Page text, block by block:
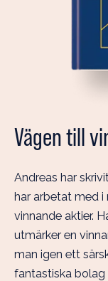
Vägen till
Andreas har
har arbetat med i
vinnande aktier.
utmärker en
man igen ett
fantastiska bolag